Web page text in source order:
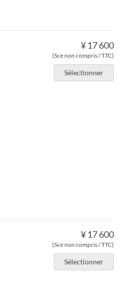
¥ 17 600
(Sce non compris / TTC)
Sélectionner
¥ 17 600
(Sce non compris / TTC)
Sélectionner